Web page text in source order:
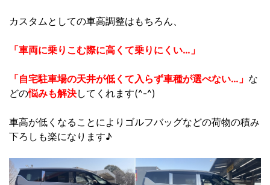
カスタムとしての車高調整はもちろん、
「車両に乗りこむ際に高くて乗りにくい…」
「自宅駐車場の天井が低くて入らず車種が選べない…」 な
どの悩みも解決してくれます(^-^)
車高が低くなることによりゴルフバッグなどの荷物の積み
下ろしも楽になります♪